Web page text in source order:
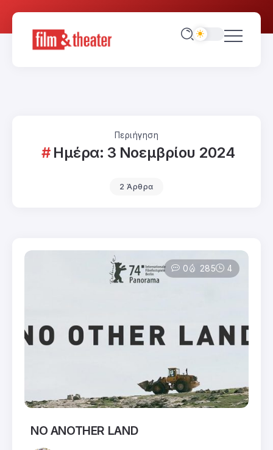
Περιήγηση
Ημέρα: 3 Νοεμβρίου 2024
2 Άρθρα
0 285 4
NO ANOTHER LAND